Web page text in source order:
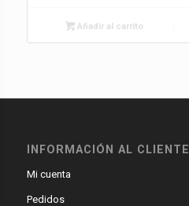
Añadir al carrito
INFORMACIÓN AL CLIENTE
Mi cuenta
Pedidos